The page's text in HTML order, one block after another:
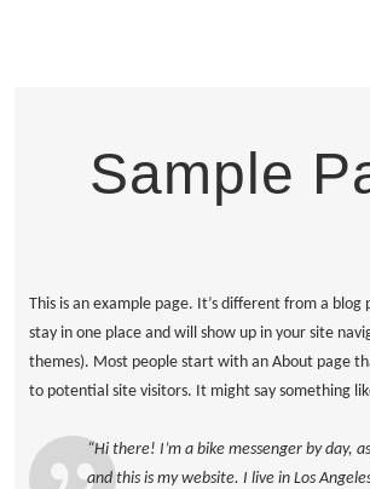
Sample
This is an example page. It’s different from a blog
stay in one place and will show up in your site
themes). Most people start with an About page
to potential site visitors. It might say something
Hi there! I’m a bike messenger by day,
and this is my website. I live in Los